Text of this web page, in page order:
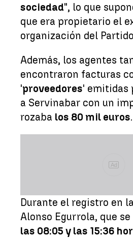
sociedad", lo que
que era propietario el
organización del
Además, los agentes
encontraron facturas
'proveedores' emitidas
a Servinabar con un
rozaba los 80 mil euros.
Ad
Durante el registro en
Alonso Egurrola, que
las 08:05 y las 15:36